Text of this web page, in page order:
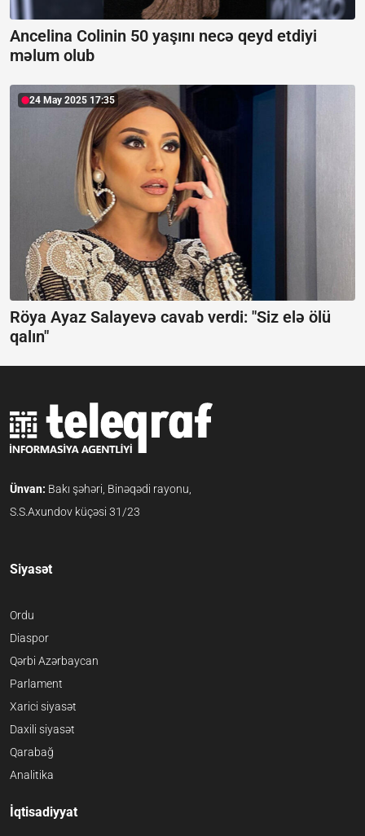
Ancelina Colinin 50 yaşını necə qeyd etdiyi
məlum olub
24 May 2025 17:35
Röya Ayaz Salayevə cavab verdi: "Siz elə ölü
qalın"
Ünvan: Bakı şəhəri, Binəqədi rayonu,
S.S.Axundov küçəsi 31/23
Siyasət
Ordu
Diaspor
Qərbi Azərbaycan
Parlament
Xarici siyasət
Daxili siyasət
Qarabağ
Analitika
İqtisadiyyat